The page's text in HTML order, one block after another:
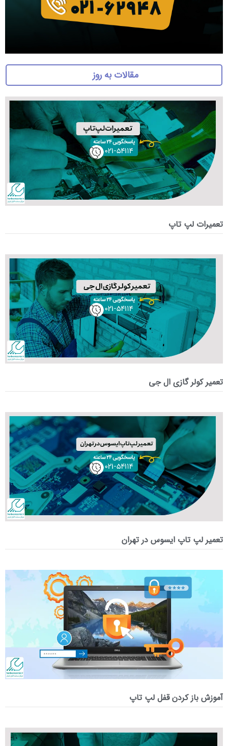
مقالات به روز
تعمیرات لپ تاپ
تعمیر کولر گازی ال جی
تعمیر لپ‌ تاپ ایسوس در تهران
آموزش باز کردن قفل لپ تاپ